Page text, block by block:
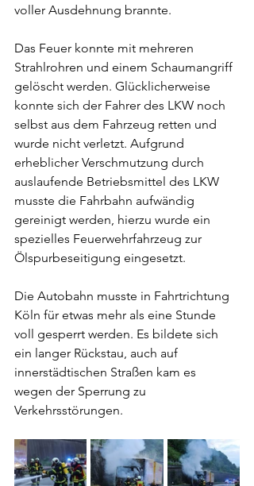
voller Ausdehnung brannte.
Das Feuer konnte mit mehreren
Strahlrohren und einem Schaumangriff
gelöscht werden. Glücklicherweise
konnte sich der Fahrer des LKW noch
selbst aus dem Fahrzeug retten und
wurde nicht verletzt. Aufgrund
erheblicher Verschmutzung durch
auslaufende Betriebsmittel des LKW
musste die Fahrbahn aufwändig
gereinigt werden, hierzu wurde ein
spezielles Feuerwehrfahrzeug zur
Ölspurbeseitigung eingesetzt.
Die Autobahn musste in Fahrtrichtung
Köln für etwas mehr als eine Stunde
voll gesperrt werden. Es bildete sich
ein langer Rückstau, auch auf
innerstädtischen Straßen kam es
wegen der Sperrung zu
Verkehrsstörungen.